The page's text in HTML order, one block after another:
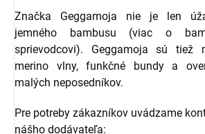
Značka Geggamoja nie je len
jemného bambusu (viac o
sprievodcovi). Geggamoja sú tiež
merino vlny, funkčné bundy a
malých neposedníkov.
Pre potreby zákazníkov uvádzame
nášho dodávateľa: